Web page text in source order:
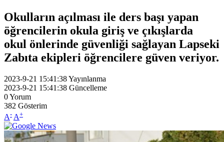
Okulların açılması ile ders başı yapan
öğrencilerin okula giriş ve çıkışlarda
okul önlerinde güvenliği sağlayan Lapseki
Zabıta ekipleri öğrencilere güven veriyor.
2023-9-21 15:41:38Yayınlanma
2023-9-21 15:41:38 Güncelleme
0Yorum
382 Gösterim
A- A+